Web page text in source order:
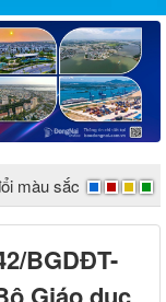
màu sắc
BGDĐT-